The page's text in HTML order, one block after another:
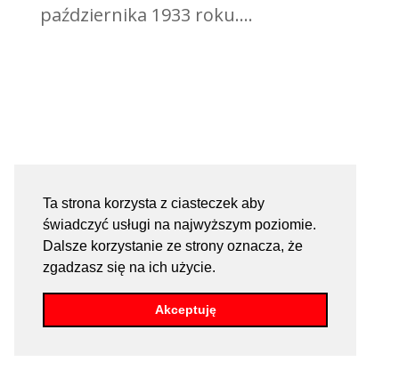
Ta strona korzysta z ciasteczek aby
świadczyć usługi na najwyższym poziomie.
Dalsze korzystanie ze strony oznacza, że
zgadzasz się na ich użycie.
Akceptuję
października 1933 roku....